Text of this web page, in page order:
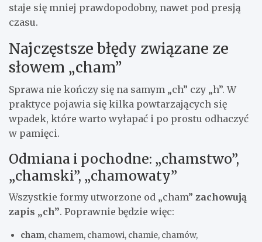
staje się mniej prawdopodobny, nawet pod presją
czasu.
Najczęstsze błędy związane ze
słowem „cham”
Sprawa nie kończy się na samym „ch” czy „h”. W
praktyce pojawia się kilka powtarzających się
wpadek, które warto wyłapać i po prostu odhaczyć
w pamięci.
Odmiana i pochodne: „chamstwo”,
„chamski”, „chamowaty”
Wszystkie formy utworzone od „cham” zachowują
zapis „ch”. Poprawnie będzie więc:
cham, chamem, chamowi, chamie, chamów,